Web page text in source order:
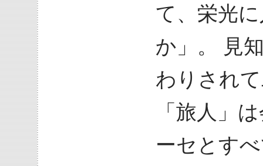
て、栄光
か」。 見
わりされ
「旅人」
ーセとす